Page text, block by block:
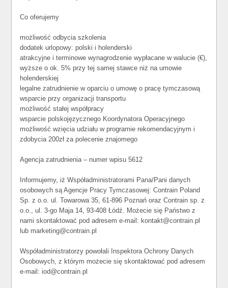
Co oferujemy
możliwość odbycia szkolenia
dodatek urlopowy: polski i holenderski
atrakcyjne i terminowe wynagrodzenie wypłacane w walucie (€),
wyższe o ok. 5% przy tej samej stawce niż na umowie
holenderskiej
legalne zatrudnienie w oparciu o umowę o pracę tymczasową
wsparcie przy organizacji transportu
możliwość stałej współpracy
wsparcie polskojęzycznego Koordynatora Operacyjnego
możliwość wzięcia udziału w programie rekomendacyjnym i
zdobycia 200zł za polecenie znajomego
Agencja zatrudnienia – numer wpisu 5612
Informujemy, iż Współadministratorami Pana/Pani danych
osobowych są Agencje Pracy Tymczasowej: Contrain Poland
Sp. z o.o. ul. Towarowa 35, 61-896 Poznań oraz Contrain sp. z
o.o., ul. 3-go Maja 14, 93-408 Łódź. Możecie się Państwo z
nami skontaktować pod adresem e-mail: kontakt@contrain.pl
lub marketing@contrain.pl
Współadministratorzy powołali Inspektora Ochrony Danych
Osobowych, z którym możecie się skontaktować pod adresem
e-mail: iod@contrain.pl